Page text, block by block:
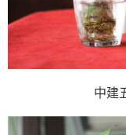
中建